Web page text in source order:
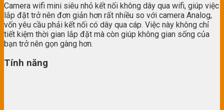
Camera wifi mini siêu nhỏ kết nối không dây qua wifi, giúp việc
lắp đặt trở nên đơn giản hơn rất nhiều so với camera Analog,
vốn yêu cầu phải kết nối có dây qua cáp. Việc này không chỉ
tiết kiệm thời gian lắp đặt mà còn giúp không gian sống của
bạn trở nên gọn gàng hơn.
Tính năng